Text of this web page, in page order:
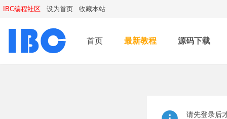
IBC编程社区 设为首页 收藏本站
首页 最新教程 源码下载
请先登录后